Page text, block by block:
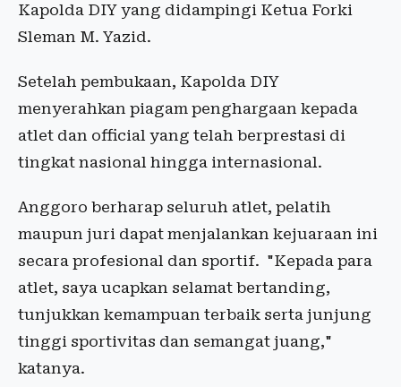
Kapolda DIY yang didampingi Ketua Forki
Sleman M. Yazid.
Setelah pembukaan, Kapolda DIY
menyerahkan piagam penghargaan kepada
atlet dan official yang telah berprestasi di
tingkat nasional hingga internasional.
Anggoro berharap seluruh atlet, pelatih
maupun juri dapat menjalankan kejuaraan ini
secara profesional dan sportif. "Kepada para
atlet, saya ucapkan selamat bertanding,
tunjukkan kemampuan terbaik serta junjung
tinggi sportivitas dan semangat juang,"
katanya.